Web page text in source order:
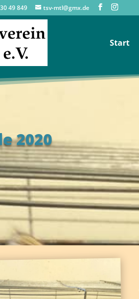
49 849 tsv-mtl@gmx.de
Start
2020